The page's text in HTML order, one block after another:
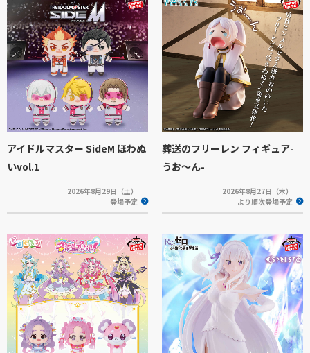
アイドルマスター SideM ほわぬ
いvol.1
2026年8月29日（土）
登場予定
葬送のフリーレン フィギュア-
うお～ん-
2026年8月27日（木）
より順次登場予定